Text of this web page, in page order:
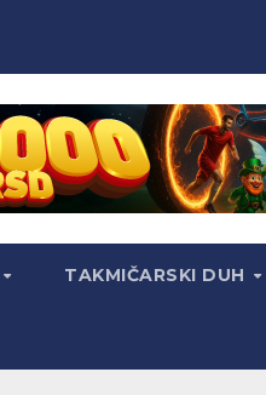
TAKMIČARSKI DUH